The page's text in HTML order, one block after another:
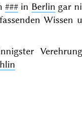
### in Berlin gar
Wissen